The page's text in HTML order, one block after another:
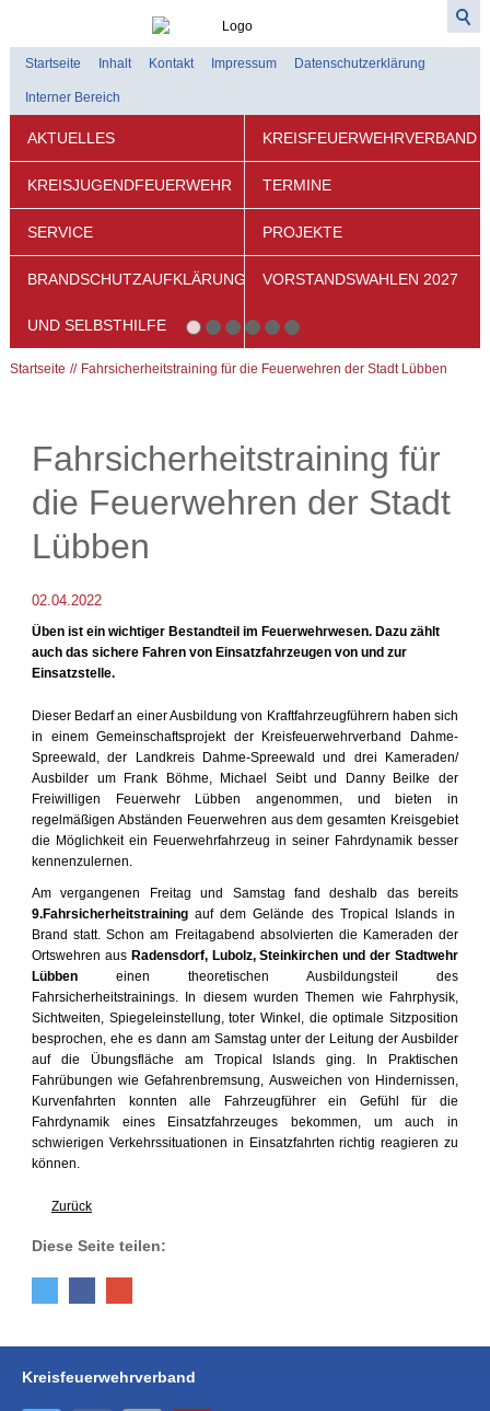
Startseite Inhalt Kontakt Impressum Datenschutzerklärung
Interner Bereich
AKTUELLES KREISFEUERWEHRVERBAND
KREISJUGENDFEUERWEHR TERMINE
SERVICE PROJEKTE
BRANDSCHUTZAUFKLÄRUNG
UND SELBSTHILFE
VORSTANDSWAHLEN 2027
Startseite Fahrsicherheitstraining für die Feuerwehren der Stadt Lübben
Fahrsicherheitstraining für
die Feuerwehren der Stadt
Lübben
02.04.2022
Üben ist ein wichtiger Bestandteil im Feuerwehrwesen. Dazu zählt
auch das sichere Fahren von Einsatzfahrzeugen von und zur
Einsatzstelle.
Dieser Bedarf an einer Ausbildung von Kraftfahrzeugführern haben sich
in einem Gemeinschaftsprojekt der Kreisfeuerwehrverband Dahme-
Spreewald, der Landkreis Dahme-Spreewald und drei Kameraden/
Ausbilder um Frank Böhme, Michael Seibt und Danny Beilke der
Freiwilligen Feuerwehr Lübben angenommen, und bieten in
regelmäßigen Abständen Feuerwehren aus dem gesamten Kreisgebiet
die Möglichkeit ein Feuerwehrfahrzeug in seiner Fahrdynamik besser
kennenzulernen.
Am vergangenen Freitag und Samstag fand deshalb das bereits
9.Fahrsicherheitstrainingauf dem Gelände des Tropical Islands in
Brand statt. Schon am Freitagabend absolvierten die Kameraden der
Ortswehren aus Radensdorf, Lubolz, Steinkirchen und der Stadtwehr
Lübbeneinen theoretischen Ausbildungsteil des
Fahrsicherheitstrainings. In diesem wurden Themen wie Fahrphysik,
Sichtweiten, Spiegeleinstellung, toter Winkel, die optimale Sitzposition
besprochen, ehe es dann am Samstag unter der Leitung der Ausbilder
auf die Übungsfläche am Tropical Islands ging. In Praktischen
Fahrübungen wie Gefahrenbremsung, Ausweichen von Hindernissen,
Kurvenfahrten konnten alle Fahrzeugführer ein Gefühl für die
Fahrdynamik eines Einsatzfahrzeuges bekommen, um auch in
schwierigen Verkehrssituationen in Einsatzfahrten richtig reagieren zu
können.
Zurück
Diese Seite teilen:
Kreisfeuerwehrverband